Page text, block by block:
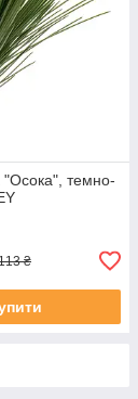
"Осока", темно-
₴